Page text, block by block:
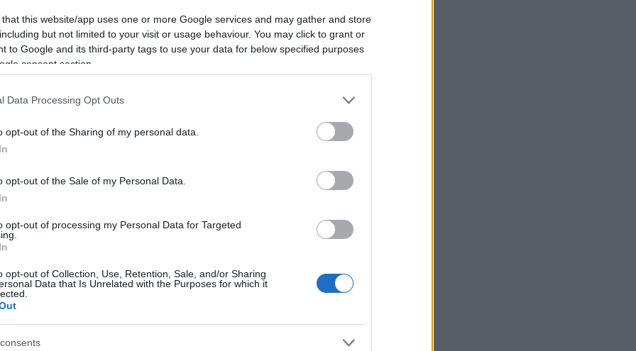
that this website/app uses one or more Google services and may gather and store
but not limited to your visit or usage behaviour. You may click to grant or
to Google and its third-party tags to use your data for below specified purposes
consent section.
Data Processing Opt Outs
opt-out of the Sharing of my personal data.
opt-out of the Sale of my Personal Data.
opt-out of processing my Personal Data for Targeted
opt-out of Collection, Use, Retention, Sale, and/or Sharing
Data that Is Unrelated with the Purposes for which it
Middleton: H ασυναγώνιστα κομψή εμφάνιση
Πακιστάν που θύμισε την πριγκίπισσα Diana
τολμηρό επάνω της γιατί δεν ήθελα να την κάνω να
δεν της άρεσε», αναφέρει η Greenwell. Στην
standar look. «Ήθελε πάντα να είναι γοητευτική
μακιγιάζ. Απέφευγε τα φανταχτερά και κραυγαλέα
Κάθε φορά που την έβαφα, ήθελε μόνο μικρές
ομορφιά της».